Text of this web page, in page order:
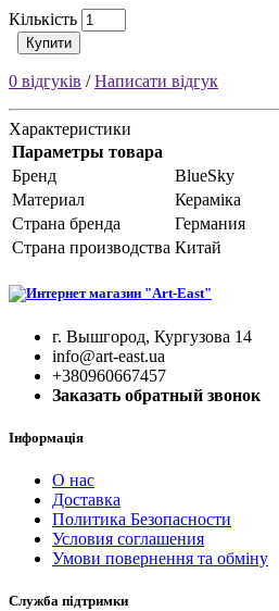
Кількість
Купити
0 відгуків /Написати відгук
Характеристики
Параметры товара
Бренд
BlueSky
Материал
Кераміка
Страна бренда
Германия
Страна производства Китай
г. Вышгород, Кургузова 14
info@art-east.ua
+380960667457
Заказать обратный звонок
Інформація
О нас
Доставка
Политика Безопасности
Условия соглашения
Умови повернення та обміну
Служба підтримки